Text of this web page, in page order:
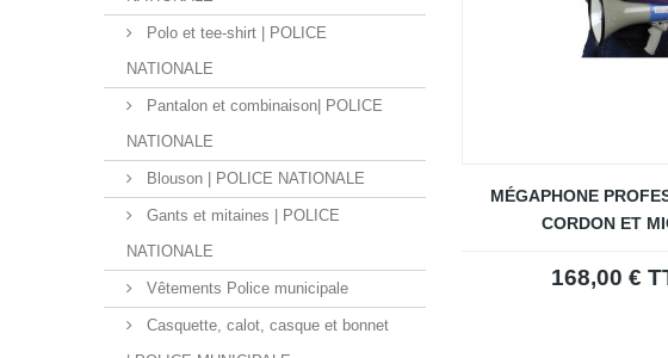
Polo et tee-shirt | POLICE
NATIONALE
Pantalon et combinaison| POLICE
NATIONALE
Blouson | POLICE NATIONALE
Gants et mitaines | POLICE
NATIONALE
Vêtements Police municipale
Casquette, calot, casque et bonnet
MÉGAPHONE
CORDON ET
168,00 €